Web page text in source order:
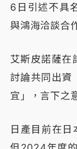
6日引述不具
與鴻海洽談合
艾斯皮諾薩在
討論共同出資
宜」，言下之
日產目前在日